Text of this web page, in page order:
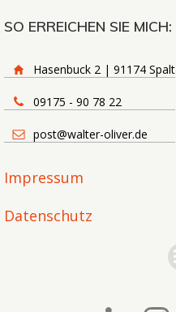
SO ERREICHEN SIE MICH:
Hasenbuck 2 | 91174 Spalt
09175 - 90 78 22
post@walter-oliver.de
Impressum
Datenschutz